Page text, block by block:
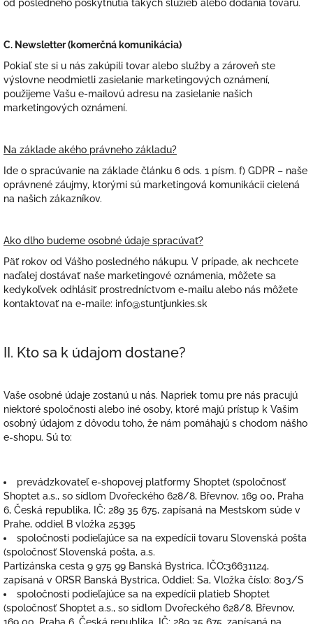
od posledného poskytnutia takých služieb alebo dodania tovaru.
C. Newsletter (komerčná komunikácia)
Pokiaľ ste si u nás zakúpili tovar alebo služby a zároveň ste
výslovne neodmietli zasielanie marketingových oznámení,
použijeme Vašu e-mailovú adresu na zasielanie našich
marketingových oznámení.
Na základe akého právneho základu?
Ide o spracúvanie na základe článku 6 ods. 1 písm. f) GDPR – naše
oprávnené záujmy, ktorými sú marketingová komunikácii cielená
na našich zákazníkov.
Ako dlho budeme osobné údaje spracúvať?
Päť rokov od Vášho posledného nákupu. V prípade, ak nechcete
naďalej dostávať naše marketingové oznámenia, môžete sa
kedykoľvek odhlásiť prostredníctvom e-mailu alebo nás môžete
kontaktovať na e-maile: info@stuntjunkies.sk
II. Kto sa k údajom dostane?
Vaše osobné údaje zostanú u nás. Napriek tomu pre nás pracujú
niektoré spoločnosti alebo iné osoby, ktoré majú prístup k Vašim
osobný údajom z dôvodu toho, že nám pomáhajú s chodom nášho
e-shopu. Sú to:
prevádzkovateľ e-shopovej platformy Shoptet (spoločnosť
Shoptet a.s., so sídlom Dvořeckého 628/8, Břevnov, 169 00, Praha
6, Česká republika, IČ: 289 35 675, zapísaná na Mestskom súde v
Prahe, oddiel B vložka 25395
spoločnosti podieľajúce sa na expedícii tovaru Slovenská pošta
(spoločnosťSlovenská pošta, a.s.
Partizánska cesta 9 975 99 Banská Bystrica, IČO:36631124,
zapísaná v ORSR Banská Bystrica, Oddiel: Sa, Vložka číslo: 803/S
spoločnosti podieľajúce sa na expedícii platieb Shoptet
(spoločnosť Shoptet a.s., so sídlom Dvořeckého 628/8, Břevnov,